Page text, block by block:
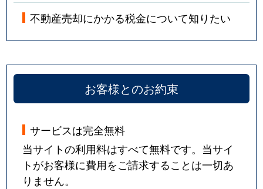
不動産売却にかかる税金について知りたい
お客様とのお約束
サービスは完全無料
当サイトの利用料はすべて無料です。当サイ
トがお客様に費用をご請求することは一切あ
りません。